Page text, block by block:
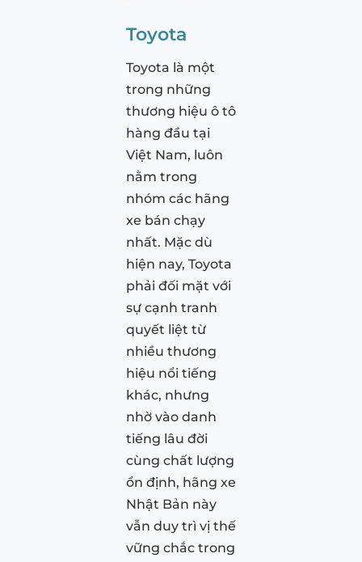
Toyota
Toyota là một
trong những
thương hiệu ô tô
hàng đầu tại
Việt Nam, luôn
nằm trong
nhóm các hãng
xe bán chạy
nhất. Mặc dù
hiện nay, Toyota
phải đối mặt với
sự cạnh tranh
quyết liệt từ
nhiều thương
hiệu nổi tiếng
khác, nhưng
nhờ vào danh
tiếng lâu đời
cùng chất lượng
ổn định, hãng xe
Nhật Bản này
vẫn duy trì vị thế
vững chắc trong